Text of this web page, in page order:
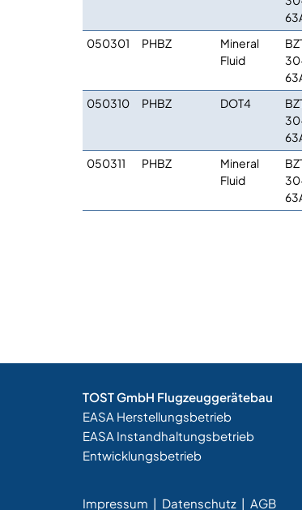
050301 PHBZ
Mineral
Fluid
050310 PHBZ DOT4
050311 PHBZ
Mineral
Fluid
TOST GmbH Flugzeuggerätebau
EASA Herstellungsbetrieb
EASA Instandhaltungsbetrieb
Entwicklungsbetrieb
Impressum | Datenschutz | AGB